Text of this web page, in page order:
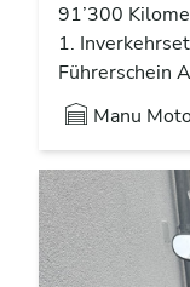
91’300
1.
Führerschein A
Manu